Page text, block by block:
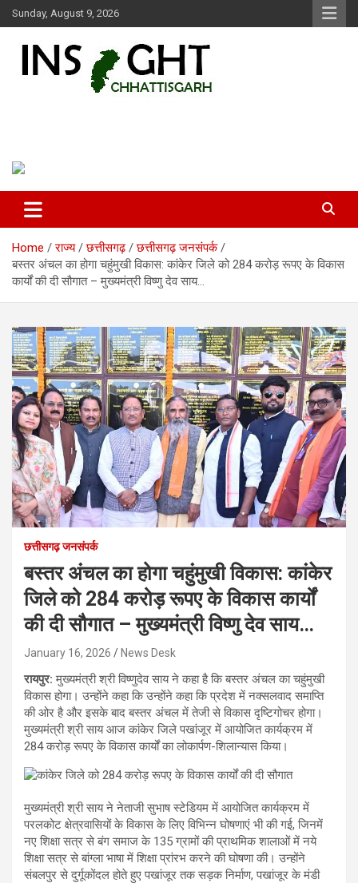
Skip
to
Sunday, August 9, 2026
Home राज्य छत्तीसगढ़
छत्तीसगढ़ जनसंपर्क
बस्तर अंचल का होगा चहुंमुखी विकास: कांकेर जिले को 284 करोड़ रूपए के विकास
कार्यों की दी सौगात – मुख्यमंत्री विष्णु देव साय…
छत्तीसगढ़ जनसंपर्क
बस्तर अंचल का होगा चहुंमुखी विकास: कांकेर
जिले को 284 करोड़ रूपए के विकास कार्यों
की दी सौगात – मुख्यमंत्री विष्णु देव साय…
January 16, 2026 News Desk
रायपुर:मुख्यमंत्री श्री विष्णुदेव साय ने कहा है कि बस्तर अंचल का चहुंमुखी
विकास होगा। उन्होंने कहा कि उन्होंने कहा कि प्रदेश में नक्सलवाद समाप्ति
की ओर है और इसके बाद बस्तर अंचल में तेजी से विकास दृष्टिगोचर होगा।
मुख्यमंत्री श्री साय आज कांकेर जिले पखांजूर में आयोजित कार्यक्रम में
284 करोड़ रूपए के विकास कार्यों का लोकार्पण-शिलान्यास किया।
मुख्यमंत्री श्री साय ने नेताजी सुभाष स्टेडियम में आयोजित कार्यक्रम में
परलकोट क्षेत्रवासियों के विकास के लिए विभिन्न घोषणाएं भी की गई, जिनमें
नए शिक्षा सत्र से बंग समाज के 135 ग्रामों की प्राथमिक शालाओं में नये
शिक्षा सत्र से बांग्ला भाषा में शिक्षा प्रांरभ करने की घोषणा की। उन्होंने
संबलपुर से दुर्गूकोंदल होते हुए पखांजूर तक सड़क निर्माण, पखांजूर के मंडी